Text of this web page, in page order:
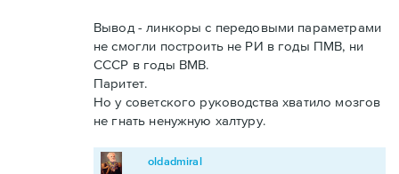
Вывод - линкоры с передовыми параметрами
не смогли построить не РИ в годы ПМВ, ни
СССР в годы ВМВ.
Паритет.
Но у советского руководства хватило мозгов
не гнать ненужную халтуру.
oldadmiral